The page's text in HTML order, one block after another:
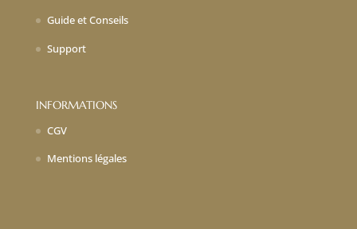
Guide et Conseils
Support
INFORMATIONS
CGV
Mentions légales